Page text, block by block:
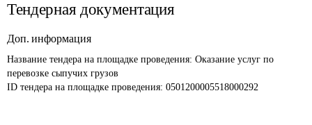
Тендерная документация
Доп. информация
Название тендера на площадке проведения: Оказание услуг по
перевозке сыпучих грузов
ID тендера на площадке проведения: 0501200005518000292